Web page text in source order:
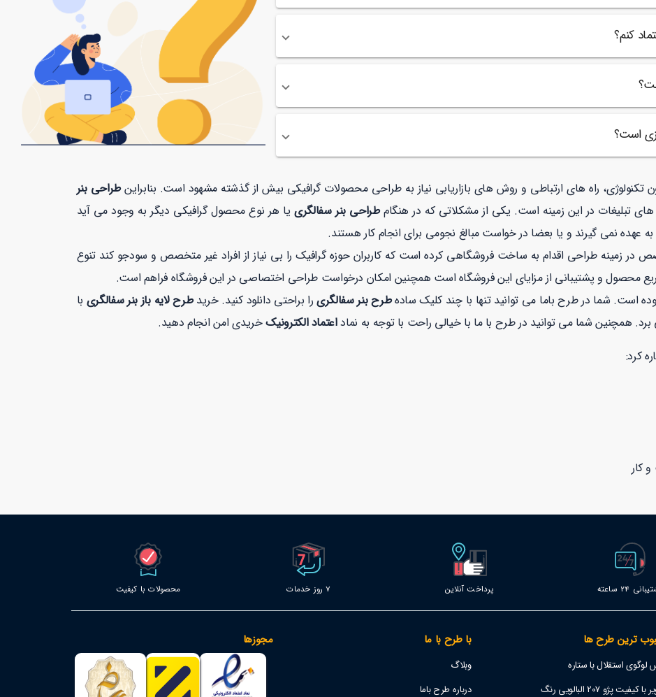
کنم؟
است؟
تکنولوژی، راه های ارتباطی و روش های بازاریابی نیاز به طراحی محصولات گرافیکی بیش از گذشته مشهود است. بنابراینطراحی بنر
های تبلیغات در این زمینه است. یکی از مشکلاتی که در هنگامطراحی بنر سفالگری یا هر نوع محصول گرافیکی دیگر به وجود می آید
عهده نمی گیرند و یا بعضا در خواست مبالغ نجومی برای انجام کار هستند.
زمینه طراحی اقدام به ساخت فروشگاهی کرده است که کاربران حوزه گرافیک را بی نیاز از افراد غیر متخصص و سودجو کند تنوع
محصول و پشتیبانی از مزایای این فروشگاه است همچنین امکان درخواست طراحی اختصاصی در این فروشگاه فراهم است.
است. شما در طرح باما می توانید تنها با چند کلیک سادهطرح بنر سفالگری را براحتی دانلود کنید. خریدطرح لایه باز بنر سفالگری با
اعتماد الکترونیکخریدی امن انجام دهید.
کرد:
کار
24 ساعته پرداخت آنلاین 7 روز خدمات محصولات با کیفیت
ترین طرح ها
استقلال با ستاره
کیفیت پژو 207 البالویی رنگ
با طرح با ما
وبلاگ
درباره طرح باما
مجوزها